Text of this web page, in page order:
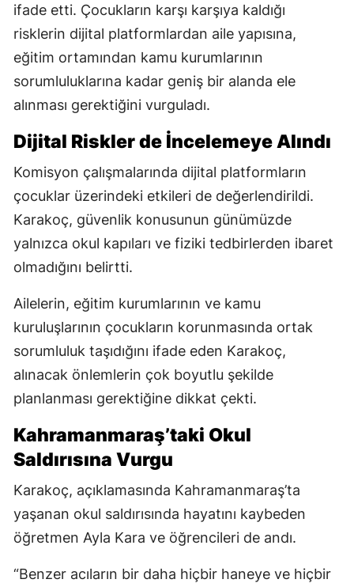
ifade etti. Çocukların karşı karşıya kaldığı
risklerin dijital platformlardan aile yapısına,
eğitim ortamından kamu kurumlarının
sorumluluklarına kadar geniş bir alanda ele
alınması gerektiğini vurguladı.
Dijital Riskler de İncelemeye Alındı
Komisyon çalışmalarında dijital platformların
çocuklar üzerindeki etkileri de değerlendirildi.
Karakoç, güvenlik konusunun günümüzde
yalnızca okul kapıları ve fiziki tedbirlerden ibaret
olmadığını belirtti.
Ailelerin, eğitim kurumlarının ve kamu
kuruluşlarının çocukların korunmasında ortak
sorumluluk taşıdığını ifade eden Karakoç,
alınacak önlemlerin çok boyutlu şekilde
planlanması gerektiğine dikkat çekti.
Kahramanmaraş’taki Okul
Saldırısına Vurgu
Karakoç, açıklamasında Kahramanmaraş’ta
yaşanan okul saldırısında hayatını kaybeden
öğretmen Ayla Kara ve öğrencileri de andı.
“Benzer acıların bir daha hiçbir haneye ve hiçbir